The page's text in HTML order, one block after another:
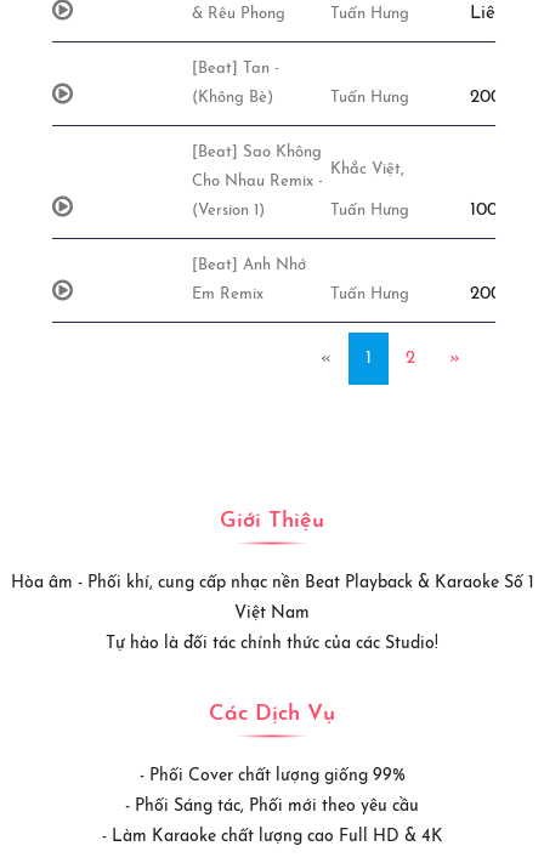
& Rêu Phong
Tuấn Hưng Liên Hệ
[Beat] Tan -
(Không Bè)
Tuấn Hưng
[Beat] Sao Không
Cho Nhau Remix -
(Version 1)
Khắc Việt,
Tuấn Hưng
[Beat] Anh Nhớ
Em Remix
Tuấn Hưng
« 1 2 »
Giới Thiệu
Hòa âm - Phối khí, cung cấp nhạc nền Beat Playback & Karaoke Số 1
Việt Nam
Tự hào là đối tác chính thức của các Studio!
Các Dịch Vụ
- Phối Cover chất lượng giống 99%
- Phối Sáng tác, Phối mới theo yêu cầu
- Làm Karaoke chất lượng cao Full HD & 4K